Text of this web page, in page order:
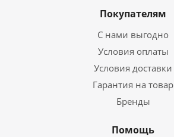
Покупателям
С нами выгодно
Условия оплаты
Условия доставки
Гарантия на товар
Бренды
Помощь